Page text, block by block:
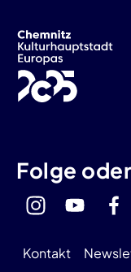
Folge
Kontakt